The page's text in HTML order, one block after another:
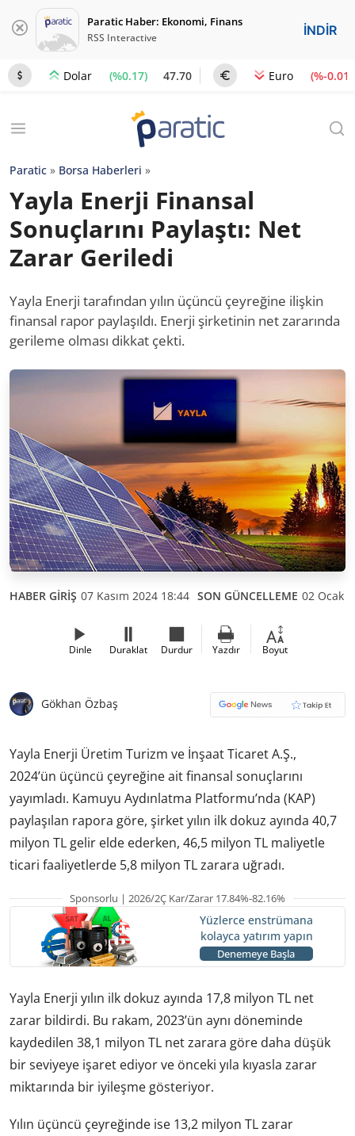
Paratic Haber: Ekonomi, Finans
RSS Interactive İNDİR
Dolar (%0.17) 47.70 Euro (%-0.01)
Paratic » Borsa Haberleri »
Yayla Enerji Finansal
Sonuçlarını Paylaştı: Net
Zarar Geriledi
Yayla Enerji tarafından yılın üçüncü çeyreğine ilişkin
finansal rapor paylaşıldı. Enerji şirketinin net zararında
gerileme olması dikkat çekti.
HABER GİRİŞ 07 Kasım 2024 18:44 SON GÜNCELLEME 02 Ocak
Dinle Duraklat Durdur Yazdır Boyut
Gökhan Özbaş
Yayla Enerji Üretim Turizm ve İnşaat Ticaret A.Ş.,
2024’ün üçüncü çeyreğine ait finansal sonuçlarını
yayımladı. Kamuyu Aydınlatma Platformu’nda (KAP)
paylaşılan rapora göre, şirket yılın ilk dokuz ayında 40,7
milyon TL gelir elde ederken, 46,5 milyon TL maliyetle
ticari faaliyetlerde 5,8 milyon TL zarara uğradı.
Sponsorlu | 2026/2Ç Kar/Zarar 17.84%-82.16%
Yüzlerce enstrümana
kolayca yatırım yapın
Denemeye Başla
Yayla Enerji yılın ilk dokuz ayında 17,8 milyon TL net
zarar bildirdi. Bu rakam, 2023’ün aynı döneminde
kaydedilen 38,1 milyon TL net zarara göre daha düşük
bir seviyeye işaret ediyor ve önceki yıla kıyasla zarar
miktarında bir iyileşme gösteriyor.
Yılın üçüncü çeyreğinde ise 13,2 milyon TL zarar